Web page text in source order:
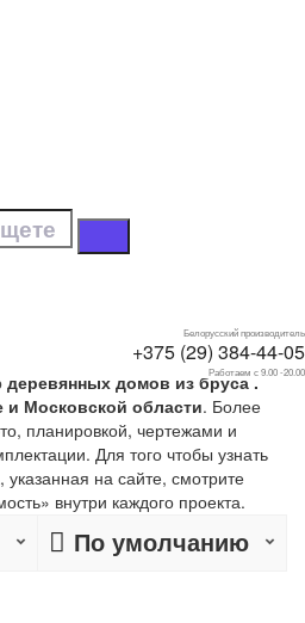
Белорусский производитель
+375 (29) 384-44-05
Работаем с 9.00 -20.00
Дома
деревянных домов из бруса .
Московской области. Более
планировкой, чертежами и
Для того чтобы узнать
указанная на сайте, смотрите
внутри каждого проекта.
По умолчанию